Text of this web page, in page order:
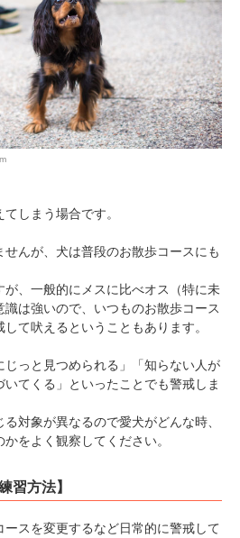
しまう場合です。
んが、犬は普段のお散歩コースにも
、一般的にメスに比べオス（特に未
は強いので、いつものお散歩コース
て吠えるということもあります。
じっと見つめられる」「知らない人が
てくる」といったことでも警戒しま
対象が異なるので愛犬がどんな時、
をよく観察してください。
習方法】
スを変更するなど日常的に警戒して
ー
pecocats
ねこ部をフォロー
をダウンロードする